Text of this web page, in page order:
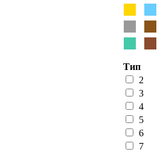
Тип
2
3
4
5
6
7